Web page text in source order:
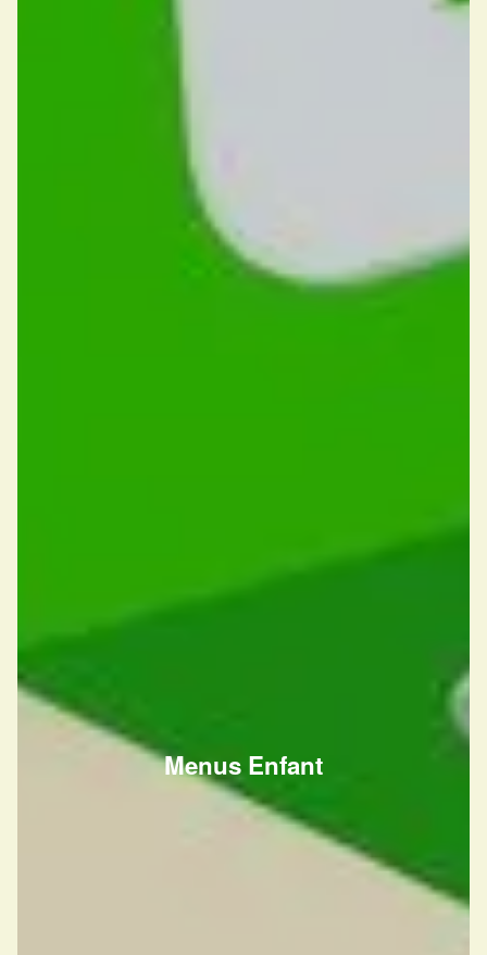
Menus Enfant